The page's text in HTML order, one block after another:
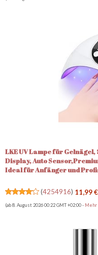
LKE UV Lampe für Gelnägel,
Display, Auto
Ideal für Anfänger und
(4254916) 11,99 €
(ab 8. August 2026 00:22 GMT +02:00 - Mehr